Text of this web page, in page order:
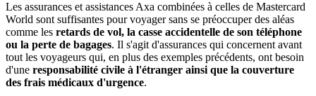
Les assurances et assistances Axa combinées à celles de Mastercard
World sont suffisantes pour voyager sans se préoccuper des aléas
comme les retards de vol, la casse accidentelle de son téléphone
ou la perte de bagages. Il s'agit d'assurances qui concernent avant
tout les voyageurs qui, en plus des exemples précédents, ont besoin
d'une responsabilité civile à l'étranger ainsi que la couverture
des frais médicaux d'urgence.